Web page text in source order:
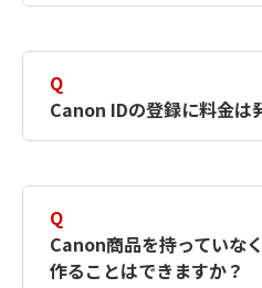
択したサービスから
簡単に作成できるよう
Canon IDの登録フォ
Q
Canon IDの登録に料金は
Q
Canon商品を持っていな
作ることはできますか？